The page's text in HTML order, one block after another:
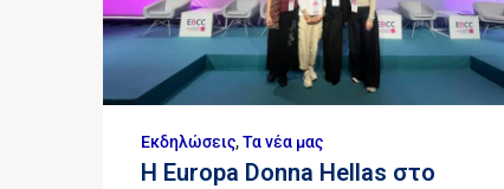
Εκδηλώσεις,Τα νέα μας
Η Europa Donna Hellas στο